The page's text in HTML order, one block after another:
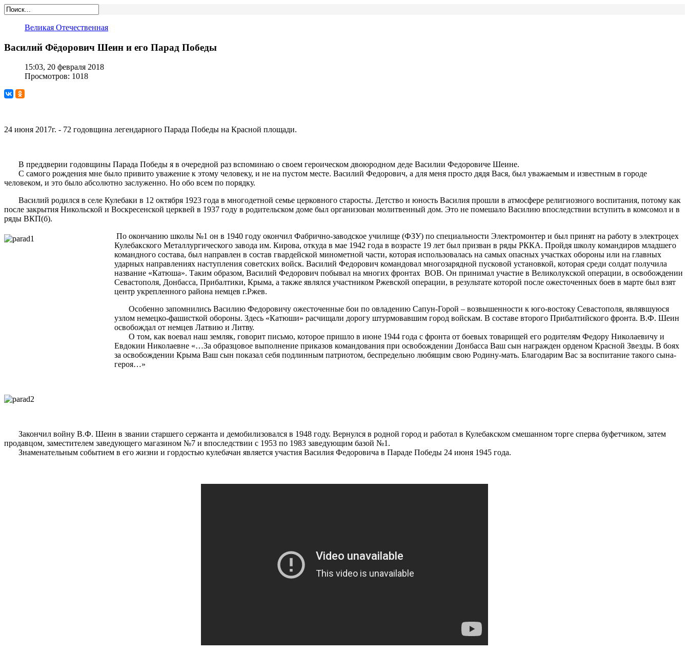
Великая Отечественная
Василий Фёдорович Шеин и его Парад Победы
15:03, 20 февраля 2018
Просмотров: 1018
24 июня 2017г. - 72 годовщина легендарного Парада Победы на Красной площади.
В преддверии годовщины Парада Победы я в очередной раз вспоминаю о своем героическом двоюродном деде Василии Федоровиче Шеине.
С самого рождения мне было привито уважение к этому человеку, и не на пустом месте. Василий Федорович, а для меня просто дядя Вася, был уважаемым и известным в городе
человеком, и это было абсолютно заслуженно. Но обо всем по порядку.
Василий родился в селе Кулебаки в 12 октября 1923 года в многодетной семье церковного старосты. Детство и юность Василия прошли в атмосфере религиозного воспитания, потому как
после закрытия Никольской и Воскресенской церквей в 1937 году в родительском доме был организован молитвенный дом. Это не помешало Василию впоследствии вступить в комсомол и в
ряды ВКП(б).
По окончанию школы №1 он в 1940 году окончил Фабрично-заводское училище (ФЗУ) по специальности Электромонтер и был принят на работу в электроцех
Кулебакского Металлургического завода им. Кирова, откуда в мае 1942 года в возрасте 19 лет был призван в ряды РККА. Пройдя школу командиров младшего
командного состава, был направлен в состав гвардейской минометной части, которая использовалась на самых опасных участках обороны или на главных
ударных направлениях наступления советских войск. Василий Федорович командовал многозарядной пусковой установкой, которая среди солдат получила
название «Катюша». Таким образом, Василий Федорович побывал на многих фронтах ВОВ. Он принимал участие в Великолукской операции, в освобождении
Севастополя, Донбасса, Прибалтики, Крыма, а также являлся участником Ржевской операции, в результате которой после ожесточенных боев в марте был взят
центр укрепленного района немцев г.Ржев.
Особенно запомнились Василию Федоровичу ожесточенные бои по овладению Сапун-Горой – возвышенности к юго-востоку Севастополя, являвшуюся
узлом немецко-фашисткой обороны. Здесь «Катюши» расчищали дорогу штурмовавшим город войскам. В составе второго Прибалтийского фронта. В.Ф. Шеин
освобождал от немцев Латвию и Литву.
О том, как воевал наш земляк, говорит письмо, которое пришло в июне 1944 года с фронта от боевых товарищей его родителям Федору Николаевичу и
Евдокии Николаевне «…За образцовое выполнение приказов командования при освобождении Донбасса Ваш сын награжден орденом Красной Звезды. В боях
за освобождении Крыма Ваш сын показал себя подлинным патриотом, беспредельно любящим свою Родину-мать. Благодарим Вас за воспитание такого сына-
героя…»
Закончил войну В.Ф. Шеин в звании старшего сержанта и демобилизовался в 1948 году. Вернулся в родной город и работал в Кулебакском смешанном торге сперва буфетчиком, затем
продавцом, заместителем заведующего магазином №7 и впоследствии с 1953 по 1983 заведующим базой №1.
Знаменательным событием в его жизни и гордостью кулебачан является участия Василия Федоровича в Параде Победы 24 июня 1945 года.